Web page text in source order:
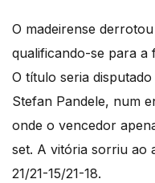
O madeirense
qualificando-se para a
O título seria
Stefan Pandele, num
onde o vencedor
set. A vitória sorriu ao
21/21-15/21-18.